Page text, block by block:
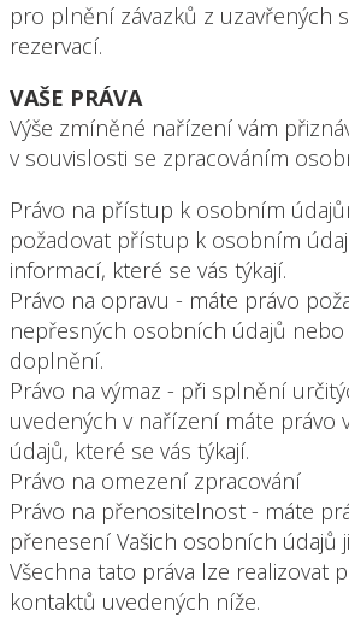
pro plnění závazků z uzavřených
rezervací.
VAŠE PRÁVA
Výše zmíněné nařízení vám
v souvislosti se zpracováním
Právo na přístup k osobním
požadovat přístup k osobním
informací, které se vás týkají.
Právo na opravu - máte právo
nepřesných osobních údajů nebo
doplnění.
Právo na výmaz - při splnění
uvedených v nařízení máte právo
údajů, které se vás týkají.
Právo na omezení zpracování
Právo na přenositelnost - máte
přenesení Vašich osobních údajů
Všechna tato práva lze realizovat
kontaktů uvedených níže.